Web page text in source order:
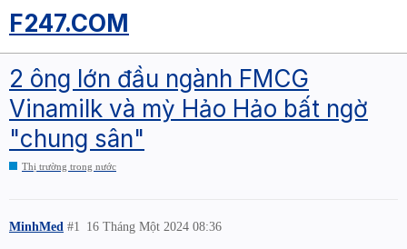
F247.COM
2 ông lớn đầu ngành FMCG
Vinamilk và mỳ Hảo Hảo bất ngờ
"chung sân"
Thị trường trong nước
MinhMed 16 Tháng Một 2024 08:36
#1